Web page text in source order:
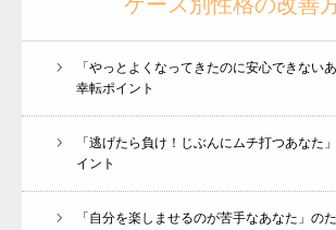
「やっとよくなってきたのに安心できない
幸転ポイント
「逃げたら負け！じぶんにムチ打つあなた
イント
「自分を楽しませるのが苦手なあなた」の
BLOG